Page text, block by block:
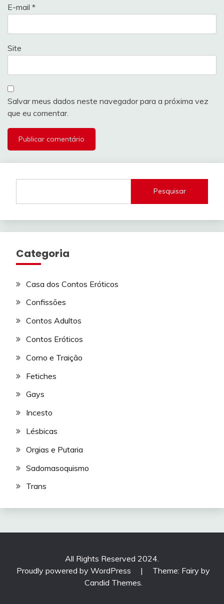
E-mail *
Site
Salvar meus dados neste navegador para a próxima vez
que eu comentar.
Pesquisar
Categoria
Casa dos Contos Eróticos
Confissões
Contos Adultos
Contos Eróticos
Corno e Traição
Fetiches
Gays
Incesto
Lésbicas
Orgias e Putaria
Sadomasoquismo
Trans
All Rights Reserved 2024.
Proudly powered by WordPress
|
Theme: Fairy by
Candid Themes.